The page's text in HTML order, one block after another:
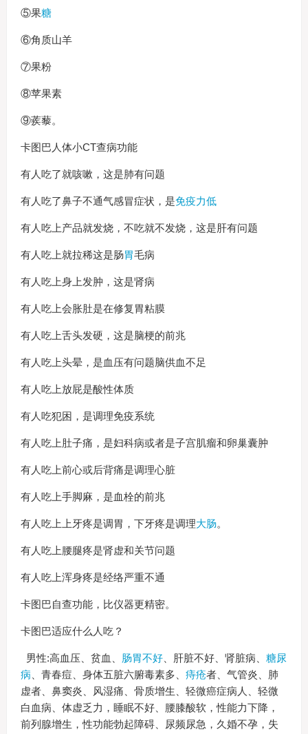
⑤果糖
⑥角质山羊
⑦果粉
⑧苹果素
⑨蒺藜。
卡图巴人体小CT查病功能
有人吃了就咳嗽，这是肺有问题
有人吃了鼻子不通气感冒症状，是免疫力低
有人吃上产品就发烧，不吃就不发烧，这是肝有问题
有人吃上就拉稀这是肠胃毛病
有人吃上身上发肿，这是肾病
有人吃上会胀肚是在修复胃粘膜
有人吃上舌头发硬，这是脑梗的前兆
有人吃上头晕，是血压有问题脑供血不足
有人吃上放屁是酸性体质
有人吃犯困，是调理免疫系统
有人吃上肚子痛，是妇科病或者是子宫肌瘤和卵巢囊肿
有人吃上前心或后背痛是调理心脏
有人吃上手脚麻，是血栓的前兆
有人吃上上牙疼是调胃，下牙疼是调理大肠。
有人吃上腰腿疼是肾虚和关节问题
有人吃上浑身疼是经络严重不通
卡图巴自查功能，比仪器更精密。
卡图巴适应什么人吃？
男性:高血压、贫血、 肠胃不好、肝脏不好、肾脏病、 糖尿
病 、青春痘、身体五脏六腑毒素多、 痔疮者、气管炎、肺
虚者、鼻窦炎、风湿痛、骨质增生、轻微癌症病人、轻微
白血病、体虚乏力，睡眠不好、腰膝酸软，性能力下降，
前列腺增生，性功能勃起障碍、尿频尿急，久婚不孕，失